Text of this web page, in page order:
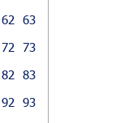
62
63
72
73
82
83
92
93